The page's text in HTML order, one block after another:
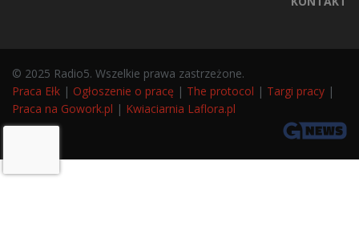
© 2025 Radio5. Wszelkie prawa zastrzeżone.
Praca Ełk | Ogłoszenie o pracę | The protocol | Targi pracy |
Praca na Gowork.pl | Kwiaciarnia Laflora.pl